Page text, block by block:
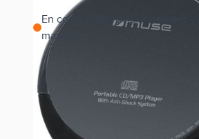
En cours d'approvisionnement -
magasin
Estimer les frais de port
Référence
39,00 €